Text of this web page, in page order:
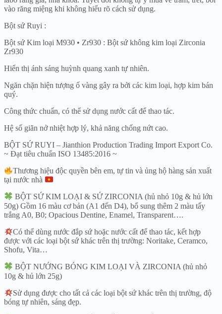
vào răng miệng khi không hiểu rõ cách sử dụng.
Bột sứ Ruyi :
Bột sứ Kim loại M930 • Zr930 : Bột sứ không kim loại Zirconia
Zr930
Hiển thị ánh sáng huỳnh quang xanh tự nhiên.
Ngăn chặn hiện tượng ố vàng gây ra bởi các kim loại, hợp kim bán
quý.
Công thức chuẩn, có thể sử dụng nước cất để thao tác.
Hệ số giãn nở nhiệt hợp lý, khả năng chống nứt cao.
BỘT SỨ RUYI – Jianthion Production Trading Import Export Co.
~ Đạt tiêu chuẩn ISO 13485:2016 ~
Thương hiệu độc quyền bên em, tự tin và ủng hộ hàng sản xuất
tại nước nhà
BỘT SỨ KIM LOẠI & SỨ ZIRCONIA (hủ nhỏ 10g & hủ lớn
50g) Gồm 16 màu cơ bản (A1 đến D4), bổ sung thêm 2 màu tẩy
trắng A0, B0; Opacious Dentine, Enamel, Transparent….
Có thể dùng nước đắp sứ hoặc nước cất để thao tác, kết hợp
được với các loại bột sứ khác trên thị trường: Noritake, Ceramco,
Shofu, Vita…
BỘT NƯỚNG BÓNG KIM LOẠI VÀ ZIRCONIA (hủ nhỏ
10g & hủ lớn 25g)
Sử dụng được cho tất cả các loại bột sứ khác trên thị trường, độ
bóng tự nhiên, sáng đẹp.